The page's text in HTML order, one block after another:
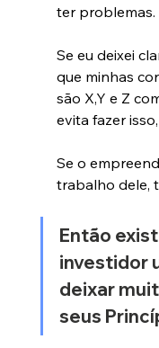
ter problemas.
Se eu deixei
que minhas
são X,Y e Z
evita fazer
Se o
trabalho dele,
Então
investidor
deixar
seus